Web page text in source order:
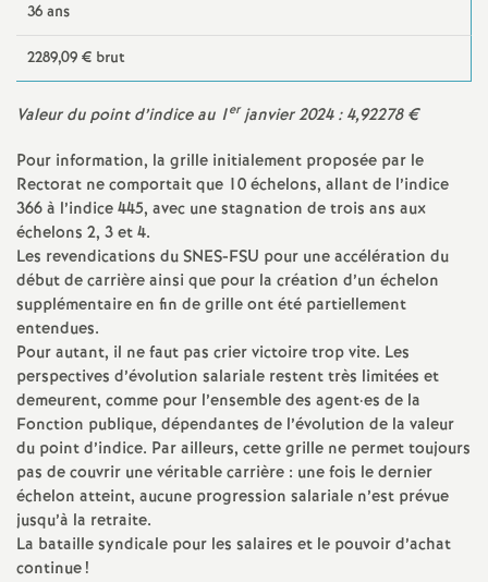
36 ans
2289,09 € brut
Valeur du point d’indice au 1erjanvier 2024 : 4,92278 €
Pour information, la grille initialement proposée par le
Rectorat ne comportait que 10 échelons, allant de l’indice
366 à l’indice 445, avec une stagnation de trois ans aux
échelons 2, 3 et 4.
Les revendications du SNES-FSU pour une accélération du
début de carrière ainsi que pour la création d’un échelon
supplémentaire en fin de grille ont été partiellement
entendues.
Pour autant, il ne faut pas crier victoire trop vite. Les
perspectives d’évolution salariale restent très limitées et
demeurent, comme pour l’ensemble des agent·es de la
Fonction publique, dépendantes de l’évolution de la valeur
du point d’indice. Par ailleurs, cette grille ne permet toujours
pas de couvrir une véritable carrière : une fois le dernier
échelon atteint, aucune progression salariale n’est prévue
jusqu’à la retraite.
La bataille syndicale pour les salaires et le pouvoir d’achat
continue!